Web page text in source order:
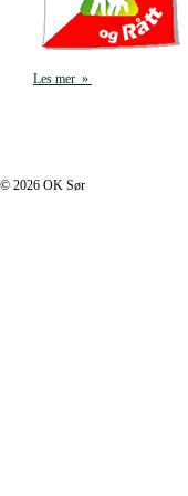
Les mer »
© 2026 OK Sør